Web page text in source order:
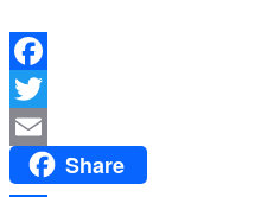
Facebook
Twitter
Email Share